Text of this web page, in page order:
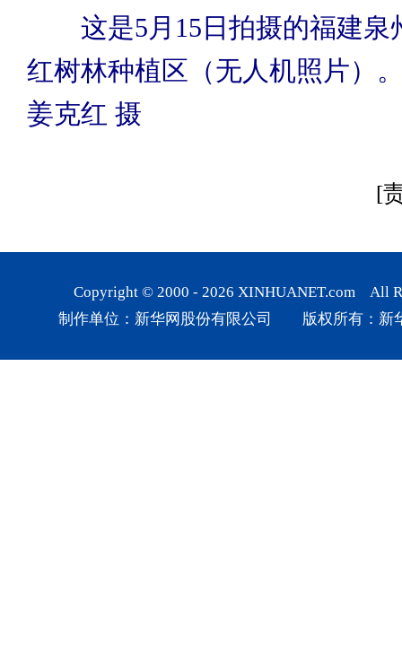
这是5月15日拍摄的福建泉
红树林种植区（无人机照片）
姜克红 摄
[
Copyright © 2000 - 2026 XINHUANET.com All
制作单位：新华网股份有限公司 版权所有：新